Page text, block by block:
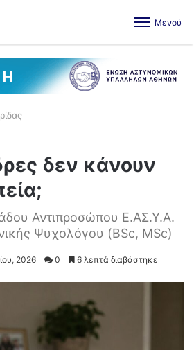
Μενού
δεν κάνουν
Αντιπροσώπου Ε.ΑΣ.Υ.Α.
Ψυχολόγου (BSc, MSc)
2026 0 6 λεπτά διαβάστηκε